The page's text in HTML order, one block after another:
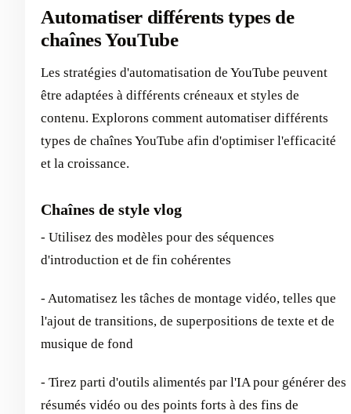
Automatiser différents types de
chaînes YouTube
Les stratégies d'automatisation de YouTube peuvent
être adaptées à différents créneaux et styles de
contenu. Explorons comment automatiser différents
types de chaînes YouTube afin d'optimiser l'efficacité
et la croissance.
Chaînes de style vlog
- Utilisez des modèles pour des séquences
d'introduction et de fin cohérentes
- Automatisez les tâches de montage vidéo, telles que
l'ajout de transitions, de superpositions de texte et de
musique de fond
- Tirez parti d'outils alimentés par l'IA pour générer des
résumés vidéo ou des points forts à des fins de